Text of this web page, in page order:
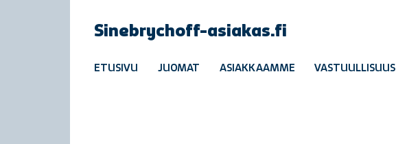
Sinebrychoff-asiakas.fi
ETUSIVU JUOMAT ASIAKKAAMME VASTUULLISUUS